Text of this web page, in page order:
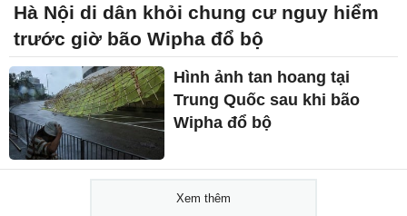
Hà Nội di dân khỏi chung cư nguy hiểm
trước giờ bão Wipha đổ bộ
Hình ảnh tan hoang tại
Trung Quốc sau khi bão
Wipha đổ bộ
Xem thêm